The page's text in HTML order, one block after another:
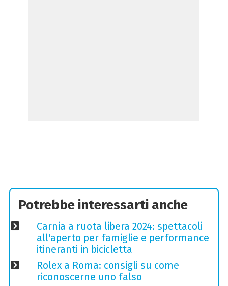
Potrebbe interessarti anche
Carnia a ruota libera 2024: spettacoli
all'aperto per famiglie e performance
itineranti in bicicletta
Rolex a Roma: consigli su come
riconoscerne uno falso